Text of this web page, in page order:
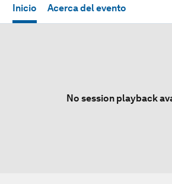
Inicio Acerca del evento
No session playback